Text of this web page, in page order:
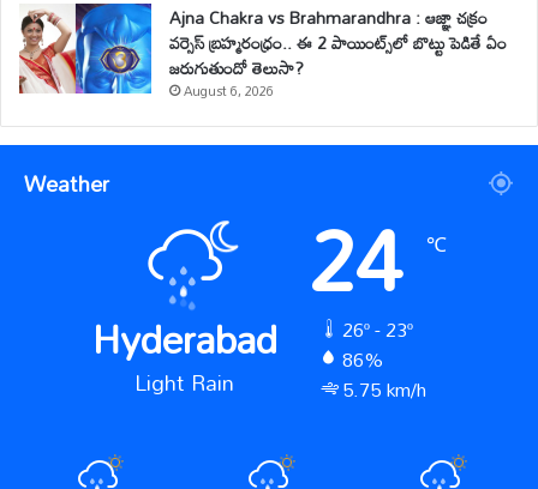
Ajna Chakra vs Brahmarandhra : ఆజ్ఞా చక్రం
వర్సెస్ బ్రహ్మరంధ్రం.. ఈ 2 పాయింట్స్‌లో బొట్టు పెడితే ఏం
జరుగుతుందో తెలుసా?
August 6, 2026
Weather
Hyderabad
Light Rain
24 ℃
26º - 23º
86%
5.75 km/h